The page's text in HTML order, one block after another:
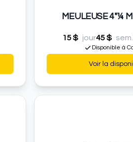
MEULEUSE 4"¼
15 $ jour45 $ sem.
Disponible à
Voir la